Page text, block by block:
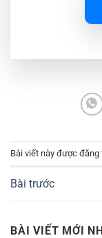
Bài viết này được
Bài trước
BÀI VIẾT MỚI